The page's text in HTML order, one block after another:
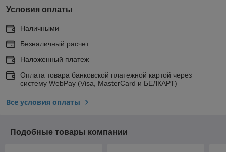
Условия оплаты
Наличными
Безналичный расчет
Наложенный платеж
Оплата товара банковской платежной картой через
систему WebPay (Visa, MasterCard и БЕЛКАРТ)
Все условия оплаты
Подобные товары компании